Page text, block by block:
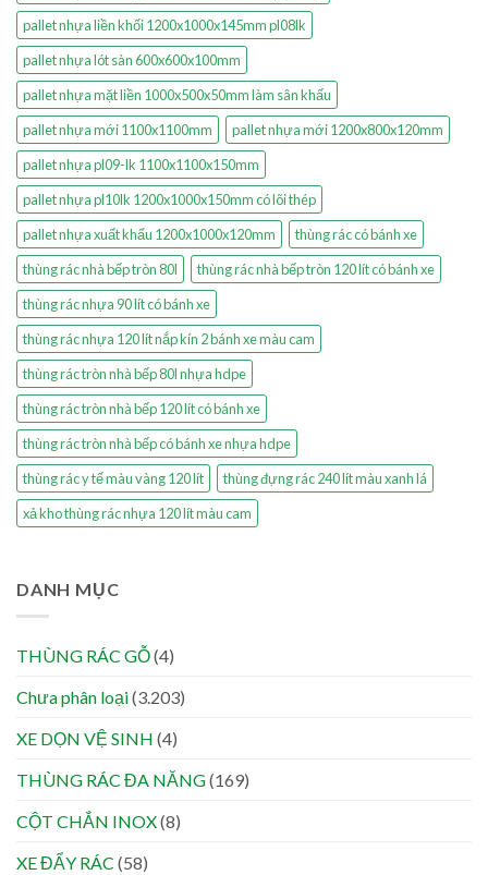
pallet nhựa liền khối 1200x1000x145mm pl08lk
pallet nhựa lót sàn 600x600x100mm
pallet nhựa mặt liền 1000x500x50mm làm sân khấu
pallet nhựa mới 1100x1100mm
pallet nhựa mới 1200x800x120mm
pallet nhựa pl09-lk 1100x1100x150mm
pallet nhựa pl10lk 1200x1000x150mm có lõi thép
pallet nhựa xuất khẩu 1200x1000x120mm
thùng rác có bánh xe
thùng rác nhà bếp tròn 80l
thùng rác nhà bếp tròn 120 lít có bánh xe
thùng rác nhựa 90 lít có bánh xe
thùng rác nhựa 120 lít nắp kín 2 bánh xe màu cam
thùng rác tròn nhà bếp 80l nhựa hdpe
thùng rác tròn nhà bếp 120 lít có bánh xe
thùng rác tròn nhà bếp có bánh xe nhựa hdpe
thùng rác y tế màu vàng 120 lít
thùng đựng rác 240 lít màu xanh lá
xả kho thùng rác nhựa 120 lít màu cam
DANH MỤC
THÙNG RÁC GỖ(4)
Chưa phân loại(3.203)
XE DỌN VỆ SINH (4)
THÙNG RÁC ĐA NĂNG(169)
CỘT CHẮN INOX(8)
XE ĐẨY RÁC (58)